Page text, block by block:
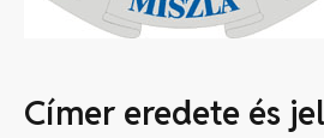
Címer eredete és